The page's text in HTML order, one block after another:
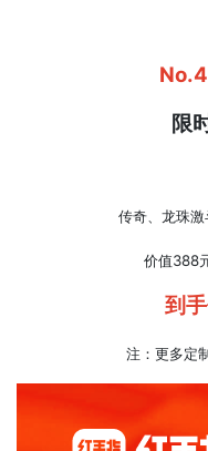
限
传奇、龙珠
价值388
到
注：更多定